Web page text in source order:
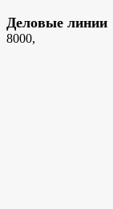
Деловые линии
8000,